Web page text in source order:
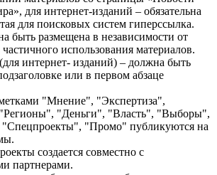
для интернет-изданий – обязательна
для поисковых систем гиперссылка.
быть размещена в независимости от
использования материалов.
интернет- изданий) – должна быть
или в первом абзаце
"Мнение", "Экспертиза",
"Деньги", "Власть", "Выборы",
"Спецпроекты", "Промо" публикуются на
создается совместно с
партнерами.